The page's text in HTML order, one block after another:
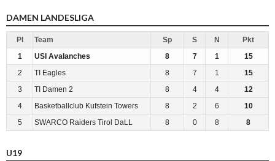
DAMEN LANDESLIGA
Pl Team Sp S N
Pkt
1
USI Avalanches 8 7 1
15
2
TI Eagles 8 7 1
15
3
TI Damen 2 8 4 4
12
4
Basketballclub Kufstein Towers 8 2 6
10
5
SWARCO Raiders Tirol DaLL 8 0 8 8
U19